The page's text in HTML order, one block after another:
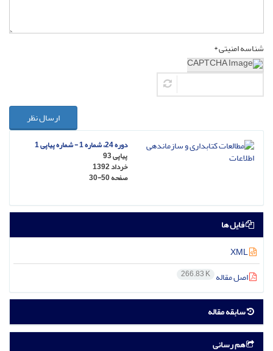
شناسه امنیتی *
ارسال نظر
دوره 24، شماره 1 - شماره پیاپی 1
پیاپی 93
خرداد 1392
صفحه30-50
فایل ها
اصل مقاله 266.83 K
سابقه مقاله
هم رسانی